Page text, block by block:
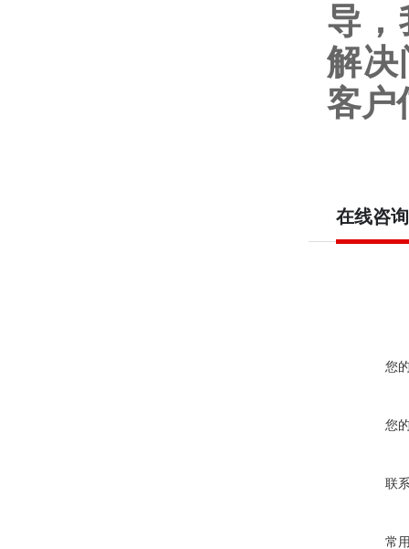
导，
解决
客户
在线咨询
您
您
联
常